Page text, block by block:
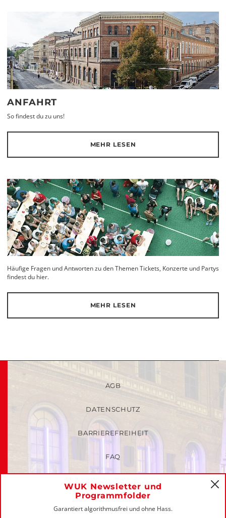
ANFAHRT
So findest du zu uns!
MEHR LESEN
Häufige Fragen und Antworten zu den Themen Tickets, Konzerte und Partys
findest du hier.
MEHR LESEN
WUK Newsletter und
Programmfolder
Garantiert algorithmusfrei und ohne Hass.
AGB
DATENSCHUTZ
BARRIEREFREIHEIT
FAQ